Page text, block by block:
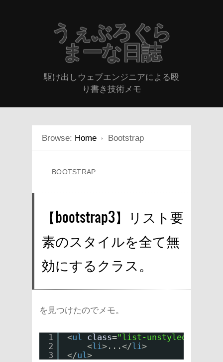
うぇぶろぐら
まーな日誌
駆け出しウェブエンジニアによる殴
り書き技術メモ
Browse: Home Bootstrap
BOOTSTRAP
【bootstrap3】リスト要
素のスタイルを全て無
効にするクラス。
を見つけたのでメモ。
1
2
3
<ul class="list-unstyled"
<li>...</li>
</ul>